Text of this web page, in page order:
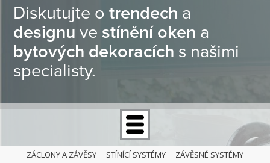
Diskutujte otrendech a
designu ve stínění oken a
bytových dekoracích s našimi
specialisty.
ZÁCLONY A ZÁVĚSY STÍNÍCÍ SYSTÉMY
ZÁVĚSNÉ SYSTÉMY